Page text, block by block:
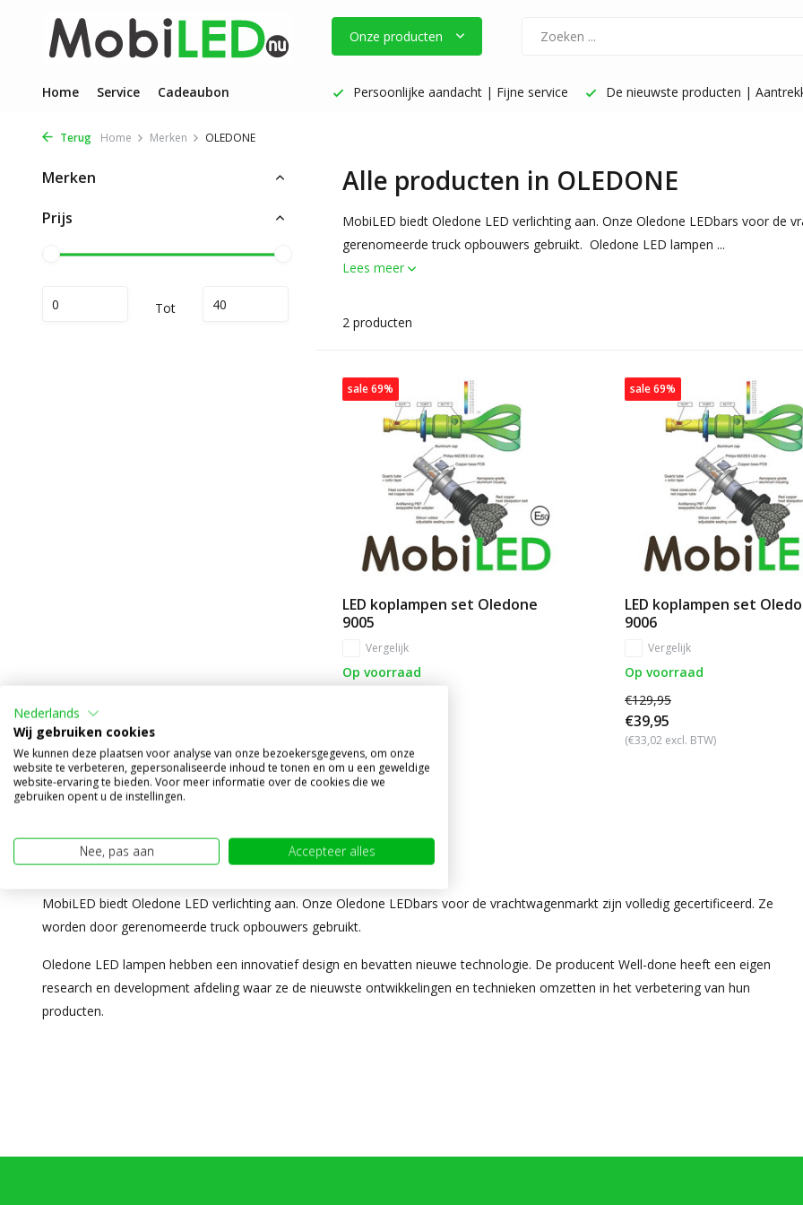
Onze producten
Home Service Cadeaubon
Vóór 17 uur besteld: dezelfde werkdag verzonden Persoonlijke aandacht | Fijne service De nieuwste producten |
Terug Home Merken OLEDONE
Merken
Prijs
Tot
Alle producten in OLEDONE
MobiLED biedt Oledone LED verlichting aan. Onze Oledone LEDbars voor de
gerenomeerde truck opbouwers gebruikt. Oledone LED lampen ...
Lees meer
2 producten
sale 69%
LED koplampen set Oledone
9005
Vergelijk
Op voorraad
sale 69%
LED koplampen set
9006
Vergelijk
Op voorraad
€129,95
€39,95
(€33,02 excl. BTW)
OLEDONE
MobiLED biedt Oledone LED verlichting aan. Onze Oledone LEDbars voor de vrachtwagenmarkt zijn volledig gecertificeerd. Ze
worden door gerenomeerde truck opbouwers gebruikt.
Oledone LED lampen hebben een innovatief design en bevatten nieuwe technologie. De producent Well-done heeft een eigen
research en development afdeling waar ze de nieuwste ontwikkelingen en technieken omzetten in het verbetering van hun
producten.
Nederlands
Wij gebruiken cookies
We kunnen deze plaatsen voor analyse van onze bezoekersgegevens, om onze
website te verbeteren, gepersonaliseerde inhoud te tonen en om u een geweldige
website-ervaring te bieden. Voor meer informatie over de cookies die we
gebruiken opent u de instellingen.
Nee, pas aan Accepteer alles